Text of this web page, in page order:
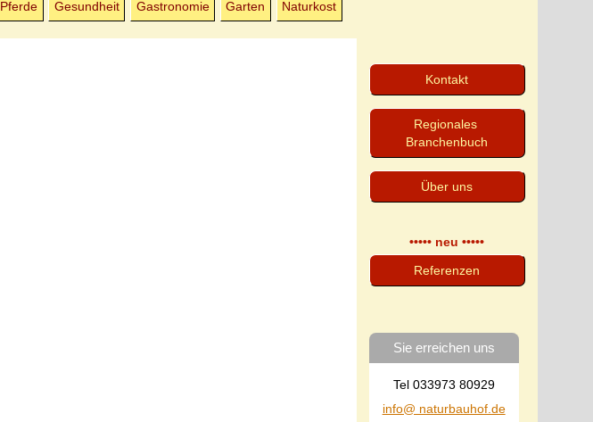
Pferde Gesundheit Gastronomie Garten Naturkost
Kontakt
Regionales
Branchenbuch
Über uns
••••• neu •••••
Referenzen
Sie erreichen uns
Tel 033973 80929
info@ naturbauhof.de